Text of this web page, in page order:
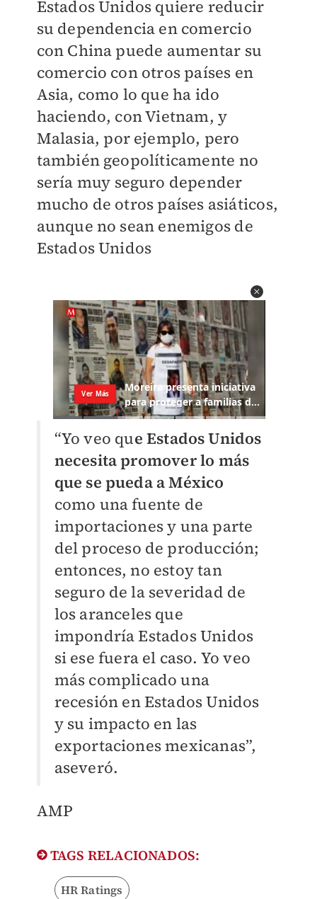
Estados Unidos quiere reducir
su dependencia en comercio
con China puede aumentar su
comercio con otros países en
Asia, como lo que ha ido
haciendo, con Vietnam, y
Malasia, por ejemplo, pero
también geopolíticamente no
sería muy seguro depender
mucho de otros países asiáticos,
aunque no sean enemigos de
Estados Unidos
“Yo veo que Estados Unidos
necesita promover lo más
que se pueda a México
como una fuente de
importaciones y una parte
del proceso de producción;
entonces, no estoy tan
seguro de la severidad de
los aranceles que
impondría Estados Unidos
si ese fuera el caso. Yo veo
más complicado una
recesión en Estados Unidos
y su impacto en las
exportaciones mexicanas”,
aseveró.
AMP
TAGS RELACIONADOS:
HR Ratings